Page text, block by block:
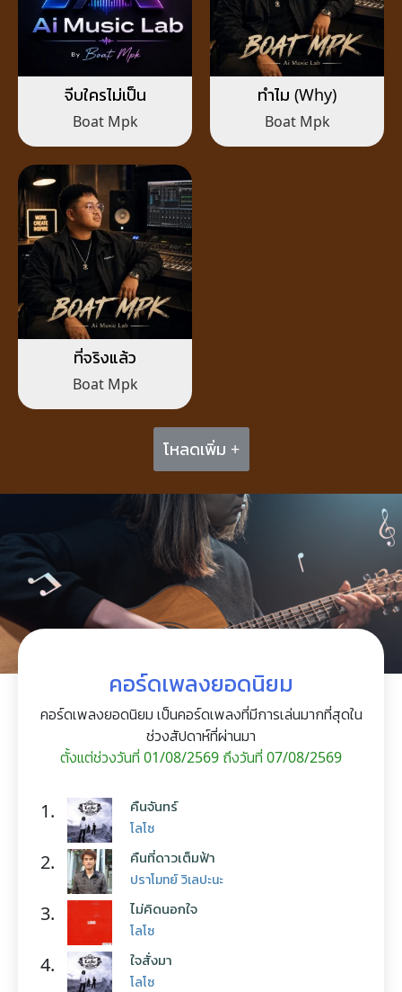
จีบใครไม่เป็น
Boat Mpk
ทำไม (Why)
Boat Mpk
ที่จริงแล้ว
Boat Mpk
โหลดเพิ่ม +
คอร์ดเพลงยอดนิยม
คอร์ดเพลงยอดนิยม เป็นคอร์ดเพลงที่มีการเล่นมากที่สุดใน
ช่วงสัปดาห์ที่ผ่านมา
ตั้งแต่ช่วงวันที่ 01/08/2569 ถึงวันที่ 07/08/2569
1. คืนจันทร์
โลโซ
2. คืนที่ดาวเต็มฟ้า
ปราโมทย์ วิเลปะนะ
3. ไม่คิดนอกใจ
โลโซ
4. ใจสั่งมา
โลโซ